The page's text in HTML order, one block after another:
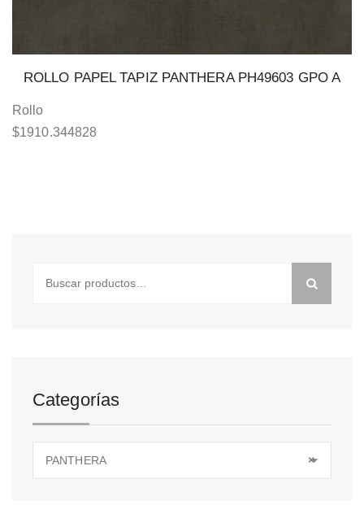
ROLLO PAPEL TAPIZ PANTHERA PH49603 GPO A
Rollo
$1910.344828
Categorías
×
PANTHERA